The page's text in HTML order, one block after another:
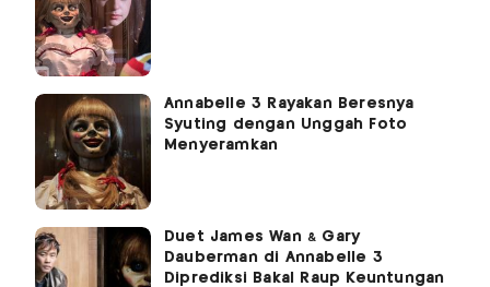
Annabelle 3 Rayakan Beresnya
Syuting dengan Unggah Foto
Menyeramkan
Duet James Wan & Gary
Dauberman di Annabelle 3
Diprediksi Bakal Raup Keuntungan